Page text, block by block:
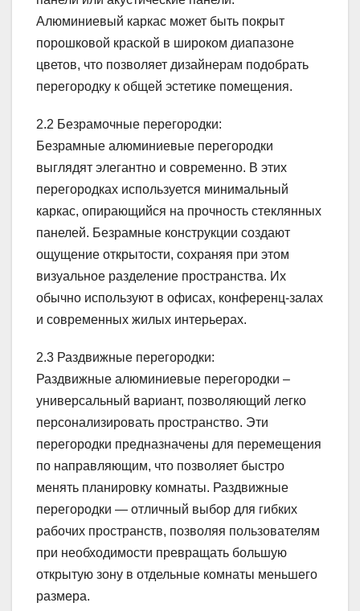
Алюминиевый каркас может быть покрыт
порошковой краской в ​​широком диапазоне
цветов, что позволяет дизайнерам подобрать
перегородку к общей эстетике помещения.
2.2 Безрамочные перегородки:
Безрамные алюминиевые перегородки
выглядят элегантно и современно. В этих
перегородках используется минимальный
каркас, опирающийся на прочность стеклянных
панелей. Безрамные конструкции создают
ощущение открытости, сохраняя при этом
визуальное разделение пространства. Их
обычно используют в офисах, конференц-залах
и современных жилых интерьерах.
2.3 Раздвижные перегородки:
Раздвижные алюминиевые перегородки –
универсальный вариант, позволяющий легко
персонализировать пространство. Эти
перегородки предназначены для перемещения
по направляющим, что позволяет быстро
менять планировку комнаты. Раздвижные
перегородки — отличный выбор для гибких
рабочих пространств, позволяя пользователям
при необходимости превращать большую
открытую зону в отдельные комнаты меньшего
размера.